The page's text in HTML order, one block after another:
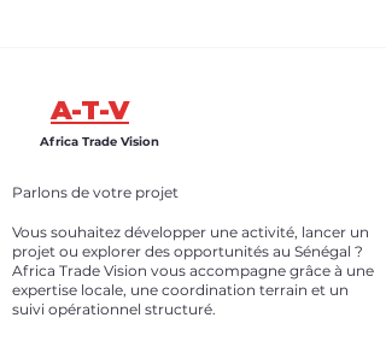
A-T-V
Africa Trade Vision
Parlons de votre projet
Vous souhaitez développer une activité, lancer un
projet ou explorer des opportunités au Sénégal ?
Africa Trade Vision vous accompagne grâce à une
expertise locale, une coordination terrain et un
suivi opérationnel structuré.